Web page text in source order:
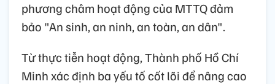
phương châm hoạt động của MTTQ đảm
bảo "An sinh, an ninh, an toàn, an dân".
Từ thực tiễn hoạt động, Thành phố Hồ Chí
Minh xác định ba yếu tố cốt lõi để nâng cao